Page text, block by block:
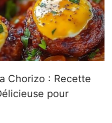
Chorizo : Recette
pour